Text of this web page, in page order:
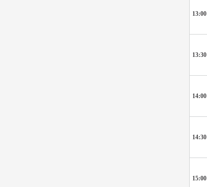
13:00
13:30
14:00
14:30
15:00